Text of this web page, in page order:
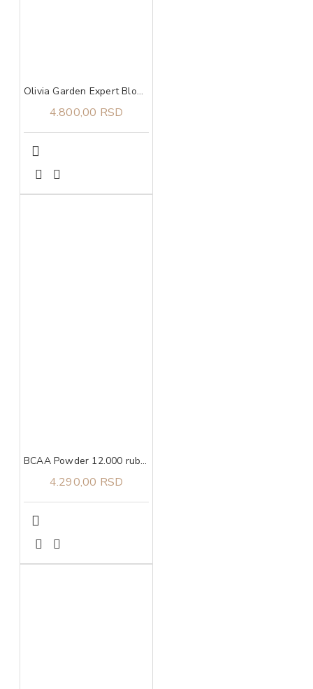
Olivia Garden Expert Blowout Shine White&Grey 65
4.800,00 RSD
BCAA Powder 12.000 ruby red candy, 457g ULTIMATE NUTRITION
4.290,00 RSD